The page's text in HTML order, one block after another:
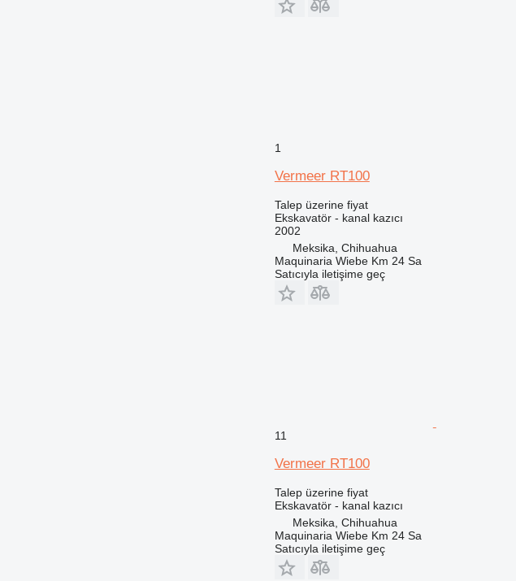
1
Vermeer RT100
Talep üzerine fiyat
Ekskavatör - kanal kazıcı
2002
Meksika, Chihuahua
Maquinaria Wiebe Km 24 Sa
Satıcıyla iletişime geç
11
Vermeer RT100
Talep üzerine fiyat
Ekskavatör - kanal kazıcı
Meksika, Chihuahua
Maquinaria Wiebe Km 24 Sa
Satıcıyla iletişime geç